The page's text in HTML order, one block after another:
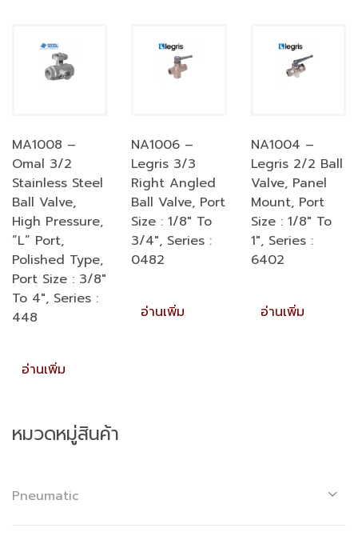
MA1008 –
Omal 3/2
Stainless Steel
Ball Valve,
High Pressure,
“L” Port,
Polished Type,
Port Size : 3/8″
To 4″, Series :
448
อ่านเพิ่ม
NA1006 –
Legris 3/3
Right Angled
Ball Valve, Port
Size : 1/8″ To
3/4″, Series :
0482
อ่านเพิ่ม
NA1004 –
Legris 2/2 Ball
Valve, Panel
Mount, Port
Size : 1/8″ To
1″, Series :
6402
อ่านเพิ่ม
หมวดหมู่สินค้า
Pneumatic